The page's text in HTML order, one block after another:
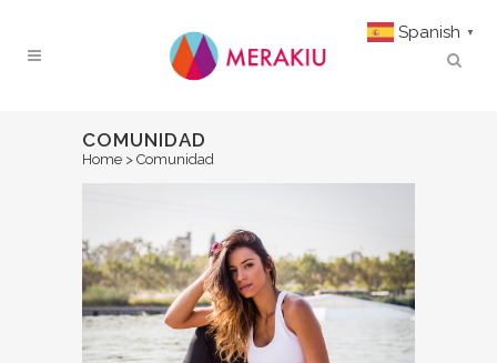
COMUNIDAD
Home > Comunidad
Spanish ▼